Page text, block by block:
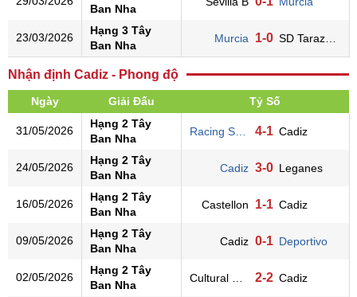
Ban Nha
23/03/2026
Hạng 3 Tây
Ban Nha
Murcia 1-0
Nhận định Cadiz - Phong độ
Ngày Giải Đấu Tỷ Số
31/05/2026
Hạng 2 Tây
Ban Nha
4-1 Cadiz
24/05/2026
Hạng 2 Tây
Ban Nha
Cadiz 3-0 Leganes
16/05/2026
Hạng 2 Tây
Ban Nha
Castellon 1-1 Cadiz
09/05/2026
Hạng 2 Tây
Ban Nha
Cadiz 0-1 Deportivo
02/05/2026
Hạng 2 Tây
Ban Nha
2-2 Cadiz